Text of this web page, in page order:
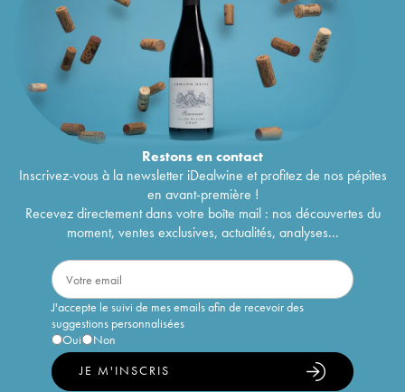
Restons encontact
Inscrivez-vous à la newsletter iDealwine et profitez de nos pépites
en avant-première !
Recevez directement dans votre boîte mail : nos découvertes du
moment, ventes exclusives, actualités, analyses...
J'accepte le suivi de mes emails afin de recevoir des
suggestions personnalisées
Oui
Non
JE M'INSCRIS